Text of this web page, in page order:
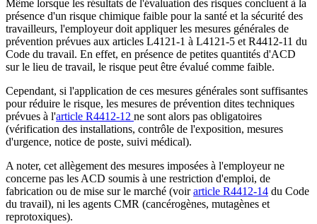
Même lorsque les résultats de l'évaluation des risques concluent à la
présence d'un risque chimique faible pour la santé et la sécurité des
travailleurs, l'employeur doit appliquer les mesures générales de
prévention prévues aux articles L4121-1 à L4121-5 et R4412-11 du
Code du travail. En effet, en présence de petites quantités d'ACD
sur le lieu de travail, le risque peut être évalué comme faible.
Cependant, si l'application de ces mesures générales sont suffisantes
pour réduire le risque, les mesures de prévention dites techniques
prévues à l'article R4412-12 ne sont alors pas obligatoires
(vérification des installations, contrôle de l'exposition, mesures
d'urgence, notice de poste, suivi médical).
A noter, cet allègement des mesures imposées à l'employeur ne
concerne pas les ACD soumis à une restriction d'emploi, de
fabrication ou de mise sur le marché (voirarticle R4412-14 du Code
du travail), ni les agents CMR (cancérogènes, mutagènes et
reprotoxiques).